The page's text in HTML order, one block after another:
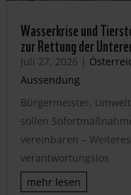
Wasserkrise und
zur Rettung der
Juli 27, 2026 |
Aussendung
Bürgermeister,
sollen
vereinbaren –
verantwortungslos
mehr lesen